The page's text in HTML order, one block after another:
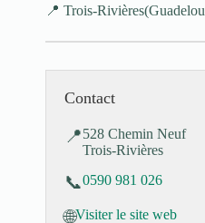
📍 Trois-Rivières
Contact
📍528 Chemin Neuf
Trois-Rivières
📞0590 981 026
🌐Visiter le site web